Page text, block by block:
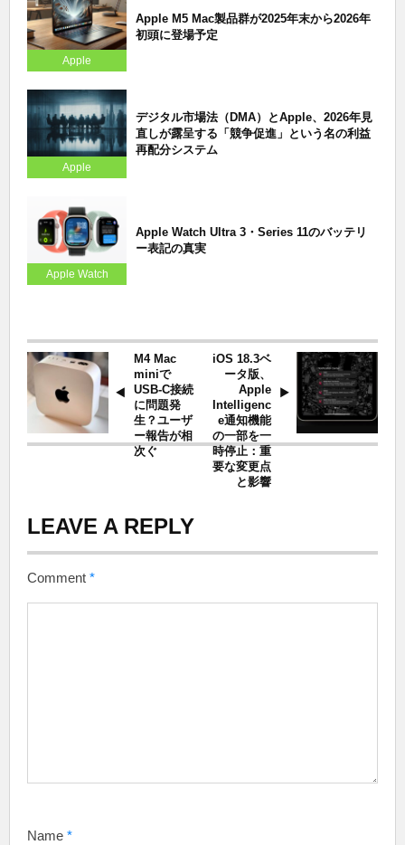
Apple
Apple M5 Mac製品群が2025年末から2026年
初頭に登場予定
Apple
デジタル市場法（DMA）とApple、2026年見
直しが露呈する「競争促進」という名の利益
再配分システム
Apple Watch
Apple Watch Ultra 3・Series 11のバッテリ
ー表記の真実
M4 Mac
miniで
USB-C接続
に問題発
生？ユーザ
ー報告が相
次ぐ
iOS 18.3ベ
ータ版、
Apple
Intelligenc
e通知機能
の一部を一
時停止：重
要な変更点
と影響
LEAVE A REPLY
Comment *
Name *